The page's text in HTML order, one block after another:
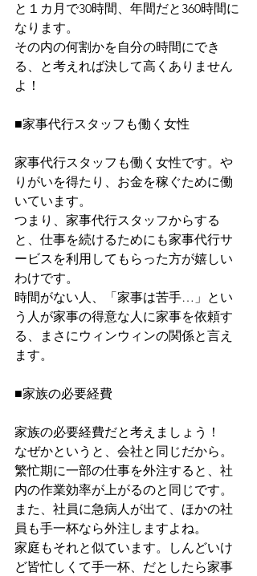
と１カ月で30時間、年間だと360時間に
なります。
その内の何割かを自分の時間にでき
る、と考えれば決して高くありません
よ！
■家事代行スタッフも働く女性
家事代行スタッフも働く女性です。や
りがいを得たり、お金を稼ぐために働
いています。
つまり、家事代行スタッフからする
と、仕事を続けるためにも家事代行サ
ービスを利用してもらった方が嬉しい
わけです。
時間がない人、「家事は苦手…」とい
う人が家事の得意な人に家事を依頼す
る、まさにウィンウィンの関係と言え
ます。
■家族の必要経費
家族の必要経費だと考えましょう！
なぜかというと、会社と同じだから。
繁忙期に一部の仕事を外注すると、社
内の作業効率が上がるのと同じです。
また、社員に急病人が出て、ほかの社
員も手一杯なら外注しますよね。
家庭もそれと似ています。しんどいけ
ど皆忙しくて手一杯、だとしたら家事